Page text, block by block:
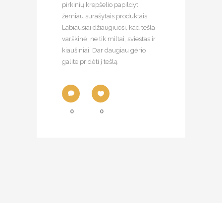
pirkinių krepšelio papildyti
žemiau surašytais produktais.
Labiausiai džiaugiuosi, kad tešla
varškinė, ne tik miltai, sviestas ir
kiaušiniai. Dar daugiau gėrio
galite pridėti į tešlą
0 0